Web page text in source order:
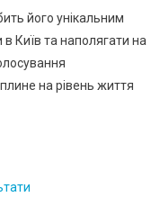
його унікальним
Київ та наполягати на
на рівень життя